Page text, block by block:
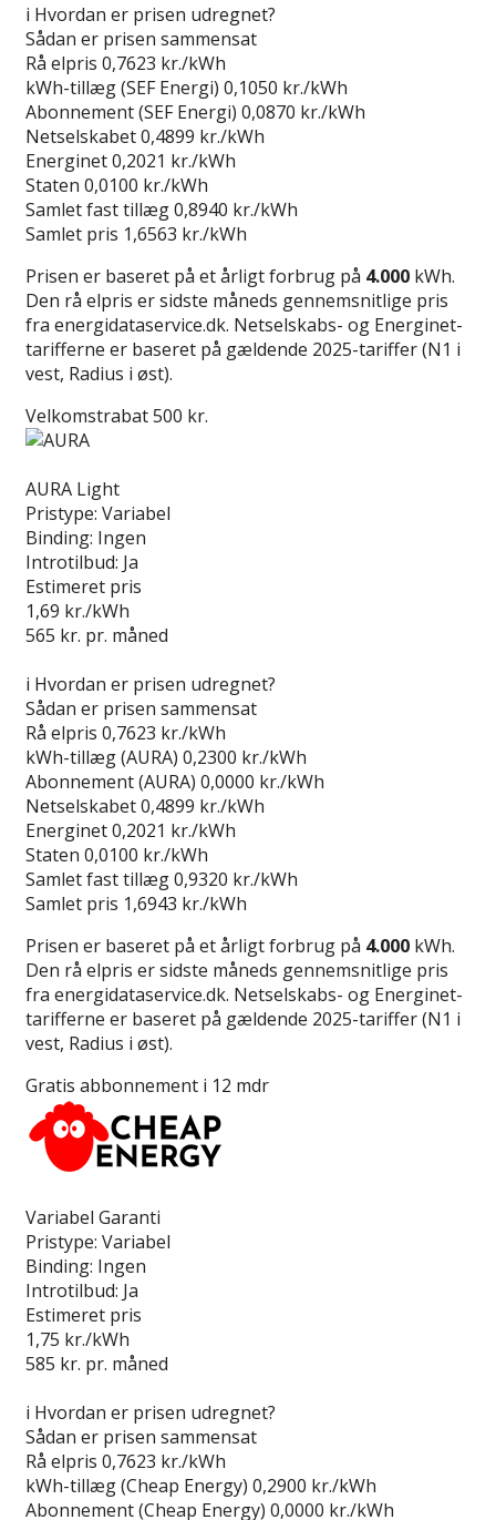
i Hvordan er prisen udregnet?
Sådan er prisen sammensat
Rå elpris 0,7623 kr./kWh
kWh-tillæg (SEF Energi) 0,1050 kr./kWh
Abonnement (SEF Energi) 0,0870 kr./kWh
Netselskabet0,4899 kr./kWh
Energinet0,2021 kr./kWh
Staten 0,0100 kr./kWh
Samlet fast tillæg0,8940 kr./kWh
Samlet pris 1,6563 kr./kWh
Prisen er baseret på et årligt forbrug på 4.000 kWh.
Den rå elpris er sidste måneds gennemsnitlige pris
fra energidataservice.dk. Netselskabs- og Energinet-
tarifferne er baseret på gældende 2025-tariffer (N1 i
vest, Radius i øst).
Velkomstrabat 500 kr.
AURA Light
Pristype: Variabel
Binding: Ingen
Introtilbud: Ja
Estimeret pris
1,69 kr./kWh
565 kr. pr. måned
i Hvordan er prisen udregnet?
Sådan er prisen sammensat
Rå elpris 0,7623 kr./kWh
kWh-tillæg (AURA) 0,2300 kr./kWh
Abonnement (AURA) 0,0000 kr./kWh
Netselskabet0,4899 kr./kWh
Energinet0,2021 kr./kWh
Staten 0,0100 kr./kWh
Samlet fast tillæg0,9320 kr./kWh
Samlet pris 1,6943 kr./kWh
Prisen er baseret på et årligt forbrug på 4.000 kWh.
Den rå elpris er sidste måneds gennemsnitlige pris
fra energidataservice.dk. Netselskabs- og Energinet-
tarifferne er baseret på gældende 2025-tariffer (N1 i
vest, Radius i øst).
Gratis abbonnement i 12 mdr
Variabel Garanti
Pristype: Variabel
Binding: Ingen
Introtilbud: Ja
Estimeret pris
1,75 kr./kWh
585 kr. pr. måned
i Hvordan er prisen udregnet?
Sådan er prisen sammensat
Rå elpris 0,7623 kr./kWh
kWh-tillæg (Cheap Energy) 0,2900 kr./kWh
Abonnement (Cheap Energy) 0,0000 kr./kWh